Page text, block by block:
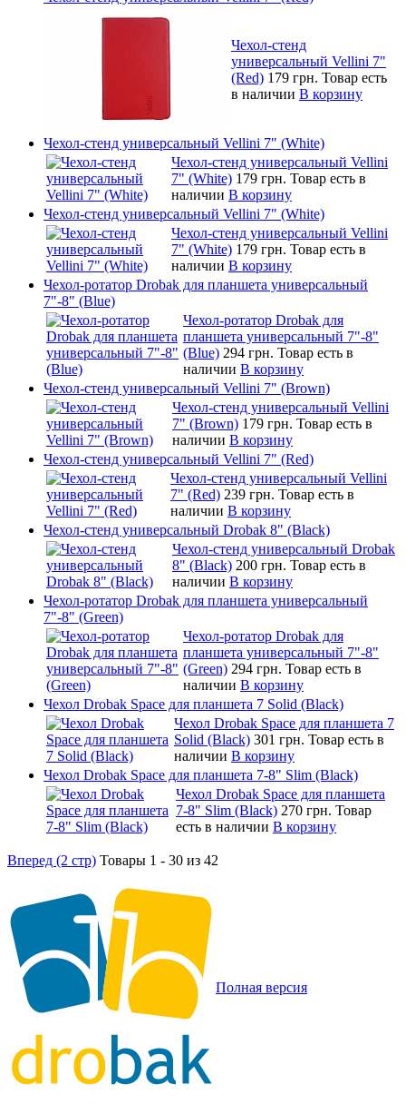
Чехол-стенд
универсальный Vellini 7"
(Red) 179 грн. Товар есть
в наличии В корзину
Чехол-стенд универсальный Vellini 7" (White)
Чехол-стенд универсальный Vellini
7" (White) 179 грн. Товар есть в
наличии В корзину
Чехол-стенд универсальный Vellini 7" (White)
Чехол-стенд универсальный Vellini
7" (White) 179 грн. Товар есть в
наличии В корзину
Чехол-ротатор Drobak для планшета универсальный
7"-8" (Blue)
Чехол-ротатор Drobak для
планшета универсальный 7"-8"
(Blue) 294 грн. Товар есть в
наличии В корзину
Чехол-стенд универсальный Vellini 7" (Brown)
Чехол-стенд универсальный Vellini
7" (Brown) 179 грн. Товар есть в
наличии В корзину
Чехол-стенд универсальный Vellini 7" (Red)
Чехол-стенд универсальный Vellini
7" (Red) 239 грн. Товар есть в
наличии В корзину
Чехол-стенд универсальный Drobak 8" (Black)
Чехол-стенд универсальный Drobak
8" (Black) 200 грн. Товар есть в
наличии В корзину
Чехол-ротатор Drobak для планшета универсальный
7"-8" (Green)
Чехол-ротатор Drobak для
планшета универсальный 7"-8"
(Green) 294 грн. Товар есть в
наличии В корзину
Чехол Drobak Space для планшета 7 Solid (Black)
Чехол Drobak Space для планшета 7
Solid (Black) 301 грн. Товар есть в
наличии В корзину
Чехол Drobak Space для планшета 7-8" Slim (Black)
Чехол Drobak Space для планшета
7-8" Slim (Black) 270 грн. Товар
есть в наличии В корзину
Вперед (2 стр) Товары 1 - 30 из 42
Полная версия